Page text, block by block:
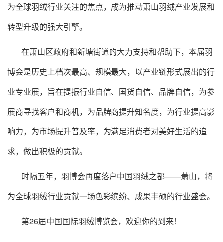
为全球羽绒行业关注的焦点，成为推动萧山羽绒产业发展和
转型升级的强大引擎。
在萧山区政府和新塘街道的大力支持和帮助下，本届羽
博会是历史上档次最高、规模最大，以产业链形式展出的行
业专业展，旨在提振行业自信、国货自信、品牌自信，为参
展商寻找客户和商机，为品牌商提升知名度，为行业提高影
响力，为市场提升普及率，为满足消费者对美好生活的追
求，做出积极的贡献。
时隔五年，羽博会再度落户中国羽绒之都——萧山，将
为全球羽绒行业贡献一场色彩缤纷、成果丰硕的行业盛会。
第26届中国国际羽绒博览会，欢迎你的到来！